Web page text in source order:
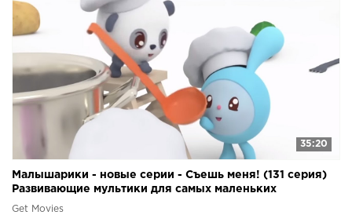
35:20
Малышарики - новые серии - Съешь меня! (131 серия)
Развивающие мультики для самых маленьких
Get Movies